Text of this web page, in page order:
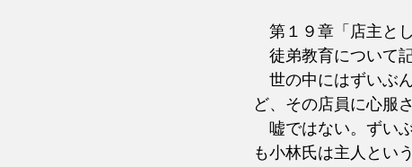
第１９章「店主とし
徒弟教育について
世の中にはずいぶ
ど、その店員に心服
嘘ではない。ずい
も小林氏は主人とい